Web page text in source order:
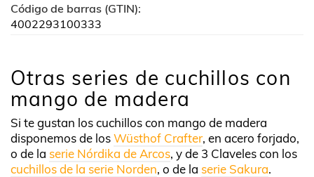
Código de barras (GTIN):
4002293100333
Otras series de cuchillos con
mango de madera
Si te gustan los cuchillos con mango de madera
disponemos de losWüsthof Crafter, en acero forjado,
o de la serie Nórdika de Arcos, y de 3 Claveles con los
cuchillos de la serie Norden, o de la serie Sakura.